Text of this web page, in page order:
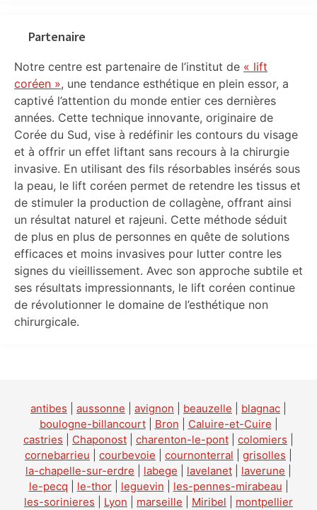
Partenaire
Notre centre est partenaire de l’institut de « lift
coréen », une tendance esthétique en plein essor, a
captivé l’attention du monde entier ces dernières
années. Cette technique innovante, originaire de
Corée du Sud, vise à redéfinir les contours du visage
et à offrir un effet liftant sans recours à la chirurgie
invasive. En utilisant des fils résorbables insérés sous
la peau, le lift coréen permet de retendre les tissus et
de stimuler la production de collagène, offrant ainsi
un résultat naturel et rajeuni. Cette méthode séduit
de plus en plus de personnes en quête de solutions
efficaces et moins invasives pour lutter contre les
signes du vieillissement. Avec son approche subtile et
ses résultats impressionnants, le lift coréen continue
de révolutionner le domaine de l’esthétique non
chirurgicale.
antibes aussonne avignon beauzelle blagnac
boulogne-billancourt| Bron Caluire-et-Cuire
castries
Chaponost charenton-le-pont colomiers
cornebarrieu
courbevoie cournonterral grisolles
la-chapelle-sur-erdre
labege lavelanet laverune
le-pecq
le-thor| leguevin les-pennes-mirabeau
les-sorinieres
Lyon marseille Miribel
montpellier